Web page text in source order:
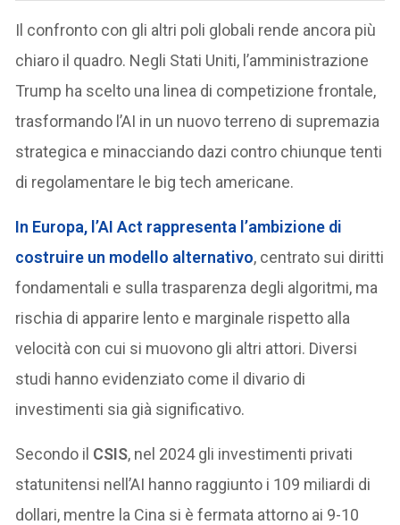
Il confronto con gli altri poli globali rende ancora più
chiaro il quadro. Negli Stati Uniti, l’amministrazione
Trump ha scelto una linea di competizione frontale,
trasformando l’AI in un nuovo terreno di supremazia
strategica e minacciando dazi contro chiunque tenti
di regolamentare le big tech americane.
In Europa, l’AI Act rappresenta l’ambizione di
costruire un modello alternativo, centrato sui diritti
fondamentali e sulla trasparenza degli algoritmi, ma
rischia di apparire lento e marginale rispetto alla
velocità con cui si muovono gli altri attori. Diversi
studi hanno evidenziato come il divario di
investimenti sia già significativo.
Secondo il CSIS, nel 2024 gli investimenti privati
statunitensi nell’AI hanno raggiunto i 109 miliardi di
dollari, mentre la Cina si è fermata attorno ai 9-10